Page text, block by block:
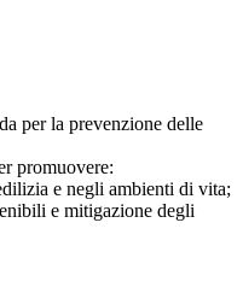
per la prevenzione delle
promuovere:
e negli ambienti di vita;
e mitigazione degli